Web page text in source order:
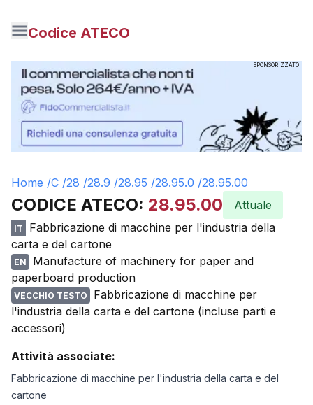
Codice ATECO
SPONSORIZZATO
Home /C /28 /28.9 /28.95 /28.95.0 /28.95.00
CODICE ATECO: 28.95.00 Attuale
IT
Fabbricazione di macchine per l'industria della
carta e del cartone
EN
Manufacture of machinery for paper and
paperboard production
VECCHIO TESTO
Fabbricazione di macchine per
l'industria della carta e del cartone (incluse parti e
accessori)
Attività associate:
Fabbricazione di macchine per l'industria della carta e del
cartone